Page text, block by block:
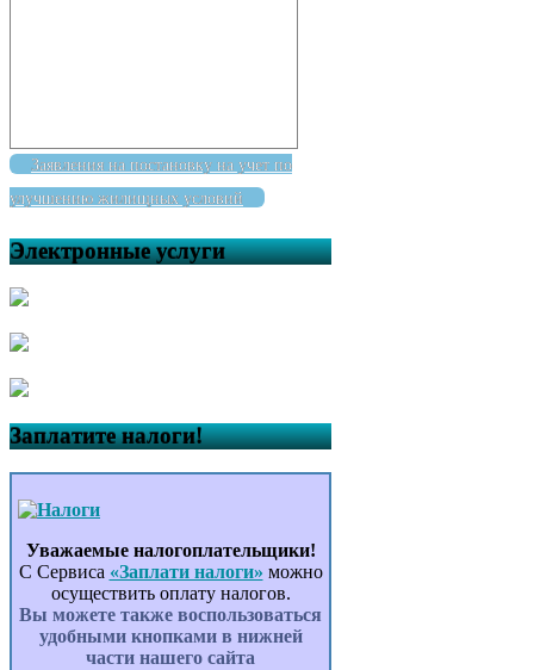
Заявления на постановку на учет по
улучшению жилищных условий
Электронные услуги
Заплатите налоги!
Уважаемые налогоплательщики!
С Сервиса «Заплати налоги» можно
осуществить оплату налогов.
Вы можете также воспользоваться
удобными кнопками в нижней
части нашего сайта